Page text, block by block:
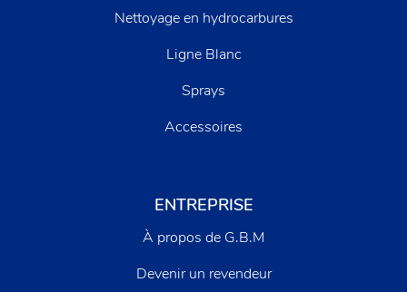
Nettoyage en hydrocarbures
Ligne Blanc
Sprays
Accessoires
ENTREPRISE
À propos de G.B.M
Devenir un revendeur